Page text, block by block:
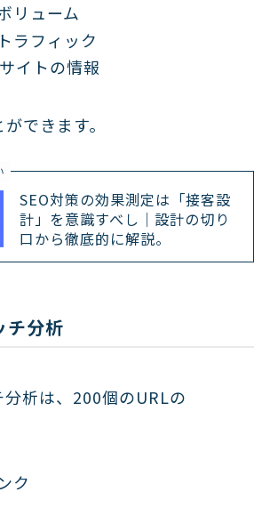
リューム
ラフィック
イトの情報
できます。
SEO対策の効果測定は「接客設
計」を意識すべし｜設計の切り
口から徹底的に解説。
チ分析
分析は、200個のURLの
ク